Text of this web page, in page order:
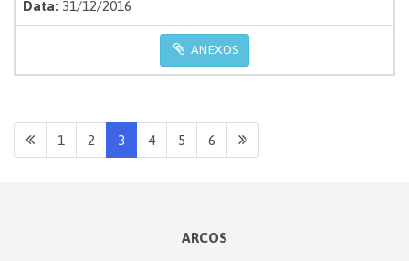
Data:31/12/2016
ANEXOS
1 2 3 4 5 6
ARCOS